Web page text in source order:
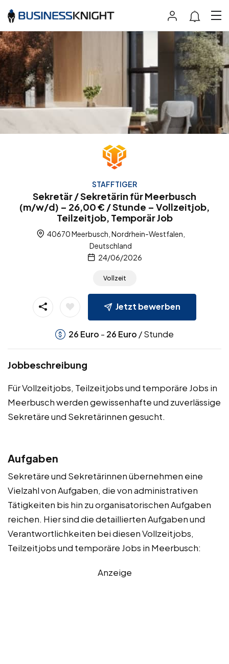
STAFFTIGER
Sekretär / Sekretärin für Meerbusch
(m/w/d) – 26,00 € / Stunde – Vollzeitjob,
Teilzeitjob, Temporär Job
40670 Meerbusch, Nordrhein-Westfalen,
Deutschland
24/06/2026
Vollzeit
Jetzt bewerben
26 Euro - 26 Euro / Stunde
Jobbeschreibung
Für Vollzeitjobs, Teilzeitjobs und temporäre Jobs in
Meerbusch werden gewissenhafte und zuverlässige
Sekretäre und Sekretärinnen gesucht.
Aufgaben
Sekretäre und Sekretärinnen übernehmen eine
Vielzahl von Aufgaben, die von administrativen
Tätigkeiten bis hin zu organisatorischen Aufgaben
reichen. Hier sind die detaillierten Aufgaben und
Verantwortlichkeiten bei diesen Vollzeitjobs,
Teilzeitjobs und temporäre Jobs in Meerbusch:
Anzeige